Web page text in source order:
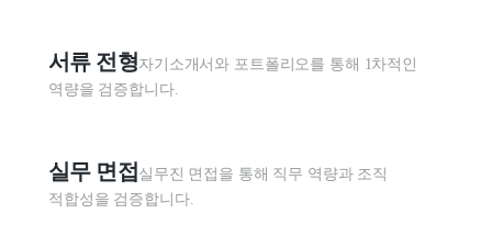
서류 전형자기소개서와 포트폴리오를 통해 1차적인
역량을 검증합니다.
실무 면접 실무진 면접을 통해 직무 역량과 조직
적합성을 검증합니다.